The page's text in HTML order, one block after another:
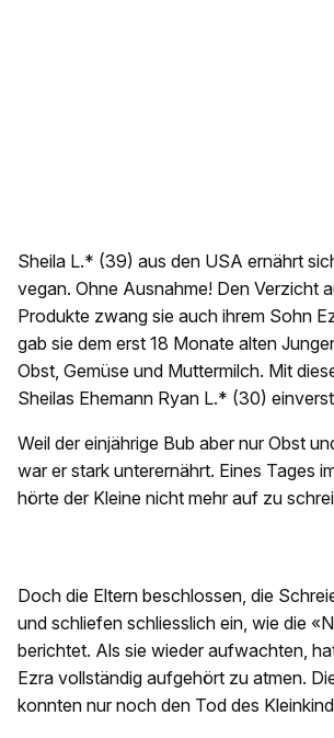
Sheila L.* (39) aus den USA ernährt
vegan. Ohne Ausnahme! Den Verzicht
Produkte zwang sie auch ihrem Sohn
gab sie dem erst 18 Monate alten
Obst, Gemüse und Muttermilch. Mit
Sheilas Ehemann Ryan L.* (30)
Weil der einjährige Bub aber nur Obst
war er stark unterernährt. Eines Tages
hörte der Kleine nicht mehr auf zu
Doch die Eltern beschlossen, die
und schliefen schliesslich ein, wie die
berichtet. Als sie wieder aufwachten,
Ezra vollständig aufgehört zu atmen.
konnten nur noch den Tod des